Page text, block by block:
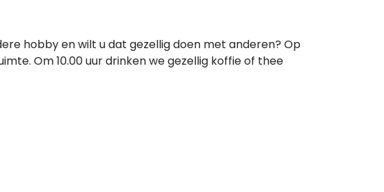
hobby en wilt u dat gezellig doen met anderen? Op
Om 10.00 uur drinken we gezellig koffie of thee